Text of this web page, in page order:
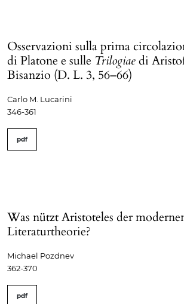
Osservazioni sulla prima
di Platone e sulle Trilogiaedi
Bisanzio (D. L. 3, 56–66)
Carlo M. Lucarini
346-361
pdf
Was nützt Aristoteles der
Literaturtheorie?
Michael Pozdnev
362-370
pdf